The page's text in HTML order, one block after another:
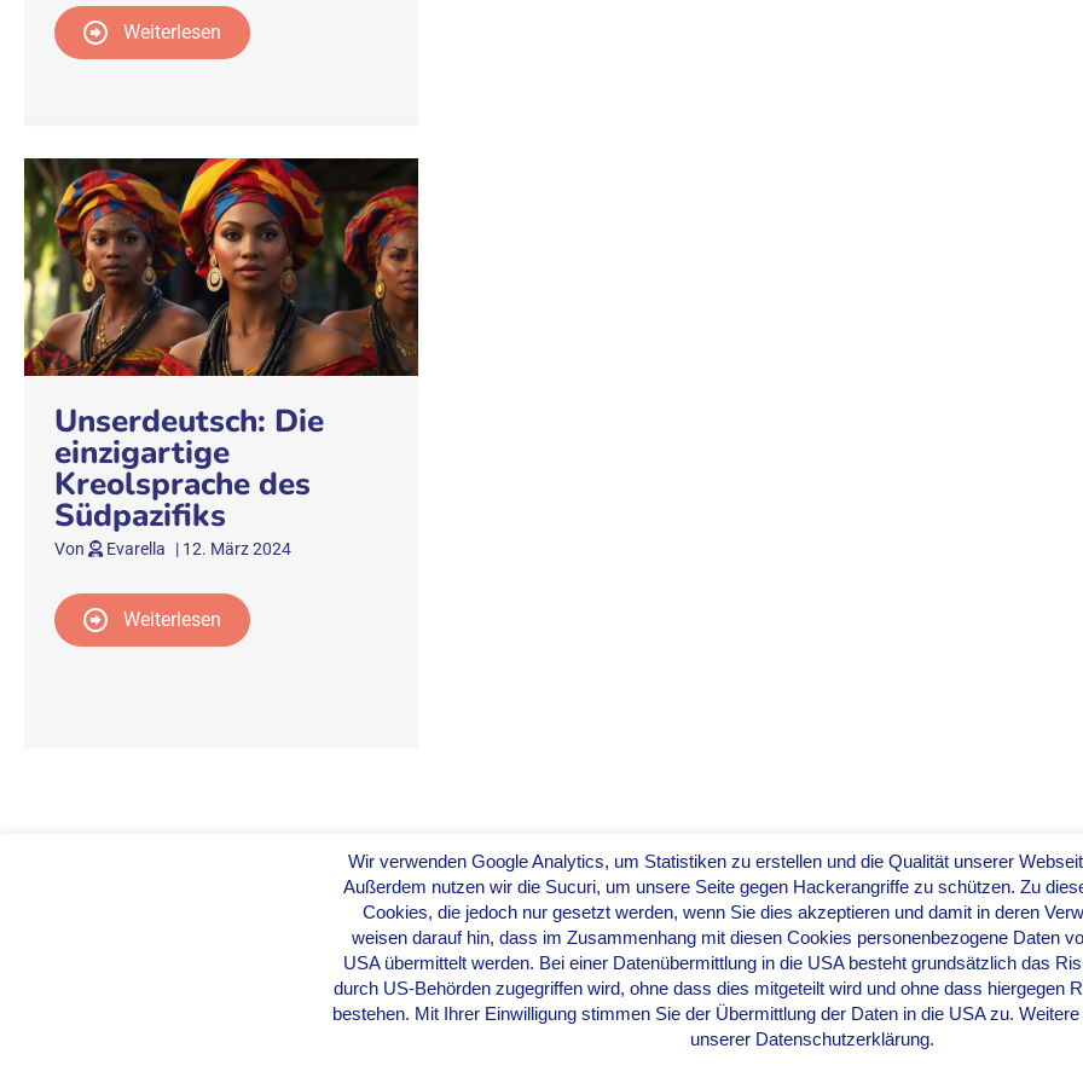
Weiterlesen
Unserdeutsch: Die
einzigartige
Kreolsprache des
Südpazifiks
Von Evarella | 12. März 2024
Weiterlesen
Wir verwenden Google Analytics, um Statistiken zu erstellen und die Qualität unserer
Außerdem nutzen wir die Sucuri, um unsere Seite gegen Hackerangriffe zu schützen. Zu
Cookies, die jedoch nur gesetzt werden, wenn Sie dies akzeptieren und damit in deren
weisen darauf hin, dass im Zusammenhang mit diesen Cookies personenbezogene Daten
USA übermittelt werden. Bei einer Datenübermittlung in die USA besteht grundsätzlich das
durch US-Behörden zugegriffen wird, ohne dass dies mitgeteilt wird und ohne dass hiergegen
bestehen. Mit Ihrer Einwilligung stimmen Sie der Übermittlung der Daten in die USA zu.
unserer Datenschutzerklärung.